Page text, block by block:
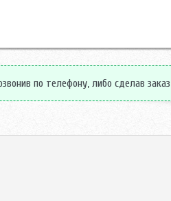
по телефону, либо сделав заказ